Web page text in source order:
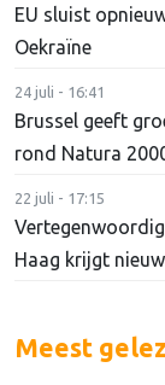
EU sluist
Oekraïne
24 juli - 16:41
Brussel geeft
rond Natura
22 juli - 17:15
Haag krijgt
Meest